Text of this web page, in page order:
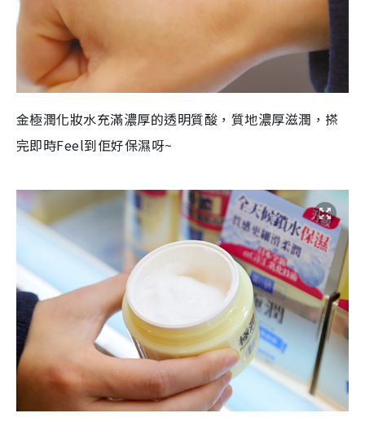
金極潤化妝水充滿濃厚的透明質酸， 質地濃厚滋潤 ，搽
完即時Feel到佢好保濕呀~